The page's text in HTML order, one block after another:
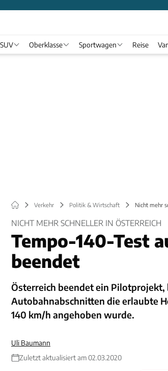
SUV Oberklasse Sportwagen Reise
Verkehr Politik & Wirtschaft Nicht mehr
NICHT MEHR SCHNELLER IN ÖSTERREICH
Tempo-140-Test
beendet
Österreich beendet ein
Autobahnabschnitten die erlaubte
140 km/h angehoben wurde.
Uli Baumann
Zuletzt aktualisiert am 02.03.2020